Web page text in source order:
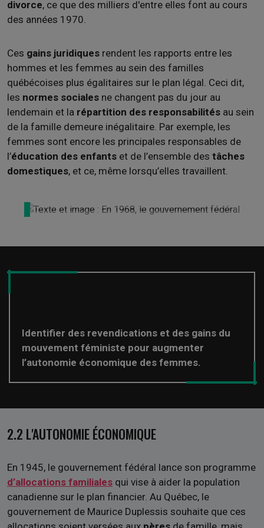
divorce, ce que des milliers d'entre elles font au cours
des années 1970.
Ces gains juridiques rendent les rapports entre les
hommes et les femmes au sein des familles
québécoises plus égalitaires sur le plan légal. Ceci dit,
les normes sociales ne changent pas du jour au
lendemain et la répartition des responsabilités au sein
de la famille demeure inégalitaire. Par exemple, les
femmes sont encore les principales responsables de
l’éducation des enfants et de l’ensemble des tâches
domestiques, et ce, même lorsqu’elles travaillent.
Identifier des revendications et des gains du
mouvement féministe pour augmenter
l’autonomie économique des femmes.
2.2 L'AUTONOMIE ÉCONOMIQUE
En 1945, le gouvernement fédéral lance son programme
d’allocations familiales qui vise à aider la population
canadienne sur le plan financier. Au Québec, le
gouvernement de Maurice Duplessis souhaite que ces